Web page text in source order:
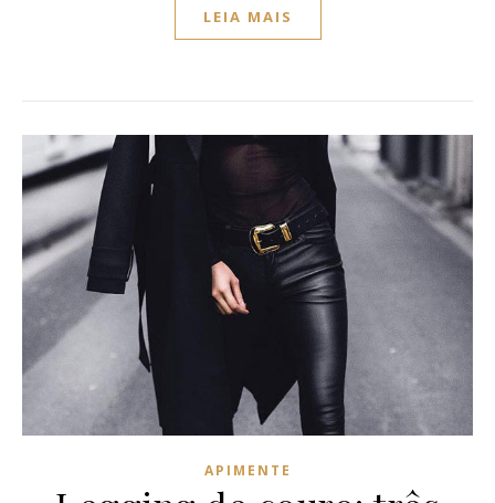
LEIA MAIS
APIMENTE